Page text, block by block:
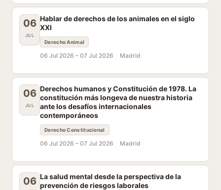
06
JUL
Hablar de derechos de los animales en el siglo
XXI
Derecho Animal
06 Jul 2026 – 07 Jul 2026 Madrid
06
JUL
Derechos humanos y Constitución de 1978. La
constitución más longeva de nuestra historia
ante los desafíos internacionales
contemporáneos
Derecho Constitucional
06 Jul 2026 – 07 Jul 2026 Madrid
06 La salud mental desde la perspectiva de la
prevención de riesgos laborales